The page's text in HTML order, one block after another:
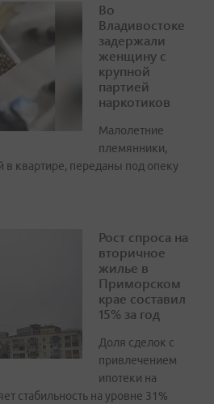
Во
Владивостоке
задержали
женщину с
крупной
партией
наркотиков
Малолетние
племянники,
в квартире, переданы под опеку
Рост спроса на
вторичное
жилье в
Приморском
крае составил
15% за год
Доля сделок с
привлечением
ипотеки на
стабильность на уровне 31%